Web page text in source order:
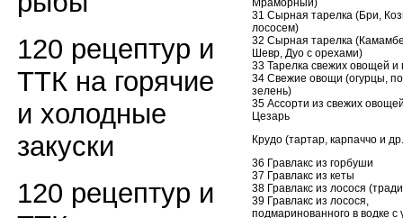
120 рецептур и
ТТК на горячие
и холодные
закуски
120 рецептур и
Мраморный)
31 Сырная тарелка (Бри,
лососем)
32 Сырная тарелка
Шевр, Дуо с орехами)
33 Тарелка свежих овощей и
34 Свежие овощи (огурцы,
зелень)
35 Ассорти из свежих
Цезарь
Крудо (тартар, карпаччо и
36 Гравлакс из горбуши
37 Гравлакс из кеты
38 Гравлакс из лосося
39 Гравлакс из лосося,
подмаринованного в водке с